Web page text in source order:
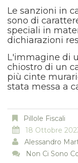
Le sanzioni in
sono di
speciali in
dichiarazioni
L'immagine di
chiostro di un
più cinte
stata messa a
Pillole Fiscali
18 Ottobre
Alessandro
Non Ci Sono